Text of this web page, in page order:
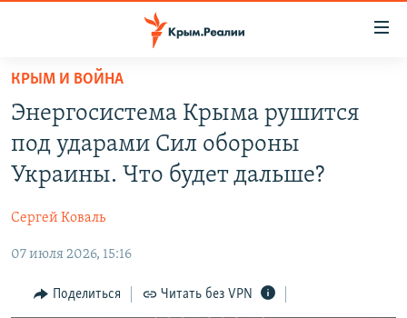
Вернуться
основному
содержанию
Вернутся
главной
навигации
Вернутся
поиску
СПЕЦПРОЕКТЫ
ВОДА
ЕЩЕ
ИНТЕРАКТИВ
ИНФОГРАФИКА
РАДІО СВОБОДА
КАК ОБОЙТИ БЛОКИРОВКУ
КРЫМ И ВОЙНА
Энергосистема Крыма рушится
под ударами Сил обороны
Украины. Что будет дальше?
Сергей Коваль
07 июля 2026, 15:16
Поделиться Читать без VPN